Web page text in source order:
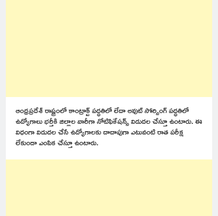
ఆంధ్రప్రదేశ్ రాష్ట్రంలో కాంట్రాక్ట్ పద్ధతిలో లేదా అవుట్ సోర్సింగ్ పద్ధతిలో
ఉద్యోగాలు భర్తీకి జిల్లాల వారీగా నోటిఫికేషన్స్ విడుదల చేస్తూ ఉంటారు. ఈ
విధంగా విడుదల చేసే ఉద్యోగాలకు దాదాపుగా ఎటువంటి రాత పరీక్ష
లేకుండా ఎంపిక చేస్తూ ఉంటారు.